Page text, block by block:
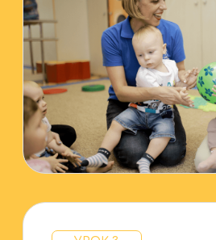
Вы уверены в своих силах,
а путь к открытому центру
станет прозрачным и ясным
У вас на руках есть
персональный план развития
и финансов
Участвовать
в тест-драйве